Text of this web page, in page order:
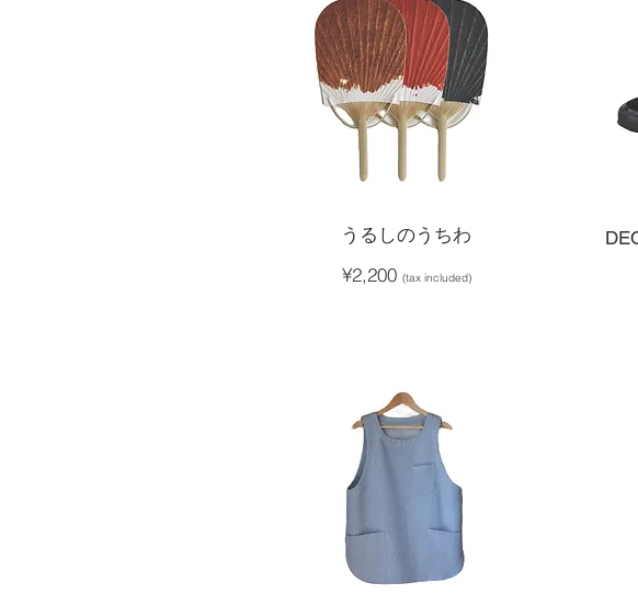
うるしのうちわ
¥2,200 (tax included)